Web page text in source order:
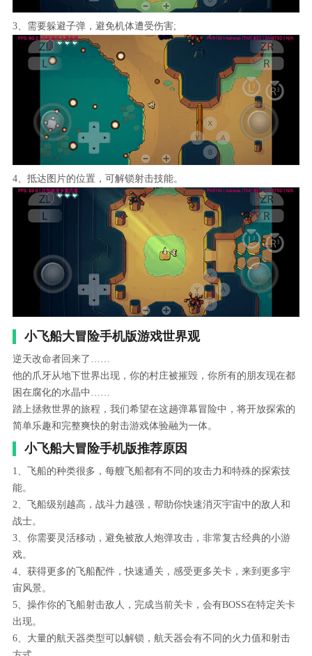
3、需要躲避子弹，避免机体遭受伤害;
4、抵达图片的位置，可解锁射击技能。
小飞船大冒险手机版游戏世界观
逆天改命者回来了……
他的爪牙从地下世界出现，你的村庄被摧毁，你所有的朋友现在都
困在腐化的水晶中……
踏上拯救世界的旅程，我们希望在这趟弹幕冒险中，将开放探索的
简单乐趣和完整爽快的射击游戏体验融为一体。
小飞船大冒险手机版推荐原因
1、飞船的种类很多，每艘飞船都有不同的攻击力和特殊的探索技
能。
2、飞船级别越高，战斗力越强，帮助你快速消灭宇宙中的敌人和
战士。
3、你需要灵活移动，避免被敌人炮弹攻击，非常复古经典的小游
戏。
4、获得更多的飞船配件，快速通关，感受更多关卡，来到更多宇
宙风景。
5、操作你的飞船射击敌人，完成当前关卡，会有BOSS在特定关卡
出现。
6、大量的航天器类型可以解锁，航天器会有不同的火力值和射击